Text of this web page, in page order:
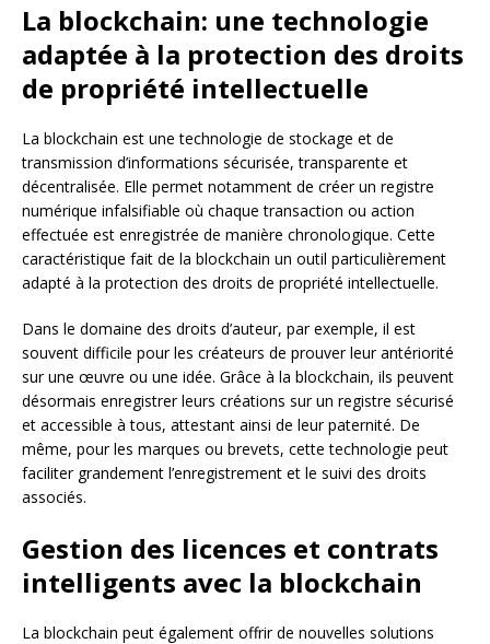
La blockchain: une technologie
adaptée à la protection des droits
de propriété intellectuelle
La blockchain est une technologie de stockage et de
transmission d’informations sécurisée, transparente et
décentralisée. Elle permet notamment de créer un registre
numérique infalsifiable où chaque transaction ou action
effectuée est enregistrée de manière chronologique. Cette
caractéristique fait de la blockchain un outil particulièrement
adapté à la protection des droits de propriété intellectuelle.
Dans le domaine des droits d’auteur, par exemple, il est
souvent difficile pour les créateurs de prouver leur antériorité
sur une œuvre ou une idée. Grâce à la blockchain, ils peuvent
désormais enregistrer leurs créations sur un registre sécurisé
et accessible à tous, attestant ainsi de leur paternité. De
même, pour les marques ou brevets, cette technologie peut
faciliter grandement l’enregistrement et le suivi des droits
associés.
Gestion des licences et contrats
intelligents avec la blockchain
La blockchain peut également offrir de nouvelles solutions